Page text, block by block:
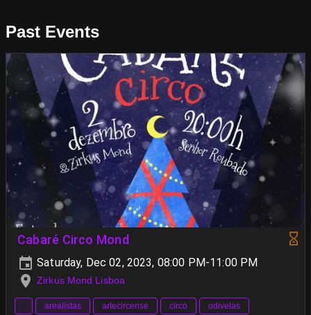
Past Events
Cabaré Circo Mond
Saturday, Dec 02, 2023, 08:00 PM-11:00 PM
Zirkus Mond Lisboa
arealistas artecircense circo
odivelas